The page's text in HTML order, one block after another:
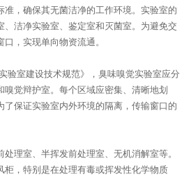
准，确保其无菌洁净的工作环境。实验室的
、洁净实验室、鉴定室和灭菌室。为避免交
，实现单向物资流通。
验室建设技术规范》，臭味嗅觉实验室应分
嗅觉辩护室。每个区域应密集、清晰地划
了保证实验室内外环境的隔离，传输窗口的
理室、半挥发前处理室、无机消解室等。
柜，特别是在处理有毒或挥发性化学物质